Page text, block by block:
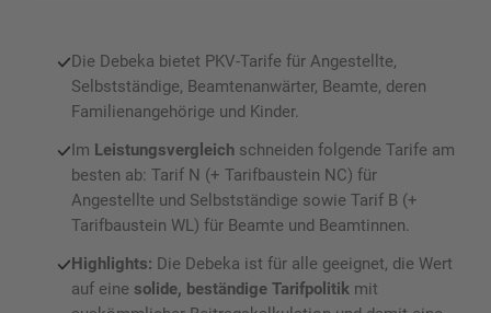
Die Debeka bietet PKV-Tarife für Angestellte,
Selbstständige, Beamtenanwärter, Beamte, deren
Familienangehörige und Kinder.
Im Leistungsvergleich schneiden folgende Tarife am
besten ab: Tarif N (+ Tarifbaustein NC) für
Angestellte und Selbstständige sowie Tarif B (+
Tarifbaustein WL) für Beamte und Beamtinnen.
Highlights: Die Debeka ist für alle geeignet, die Wert
auf eine solide, beständige Tarifpolitik mit